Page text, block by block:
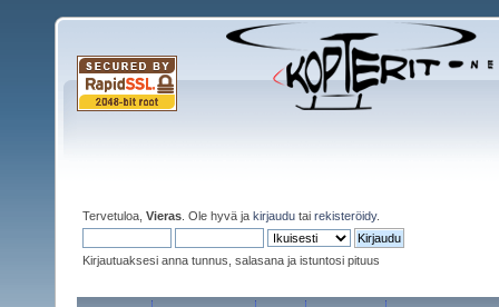
Tervetuloa, Vieras . Ole hyvä ja kirjaudu tai rekisteröidy.
Kirjautuaksesi anna tunnus, salasana ja istuntosi pituus